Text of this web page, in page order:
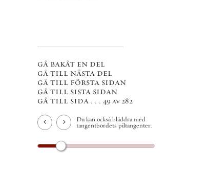
gå bakåt en del
gå till nästa del
gå till första sidan
gå till sista sidan
gå till sida . . . 49 av 282
Du kan också bläddra med
tangentbordets piltangenter.